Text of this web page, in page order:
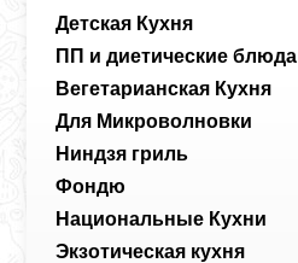
Детская Кухня
ПП и диетические блюда
Вегетарианская Кухня
Для Микроволновки
Ниндзя гриль
Фондю
Национальные Кухни
Экзотическая кухня